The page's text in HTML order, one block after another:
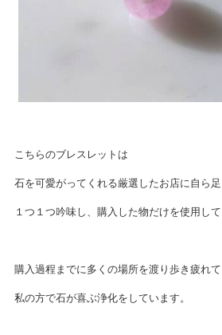
こちらのブレスレットは
石を可愛がってくれる厳選したお店に自ら足
１つ１つ吟味し、購入した物だけを使用して
購入過程までに多くの場所を渡り歩き疲れて
私の方で石が喜ぶ浄化をしています。